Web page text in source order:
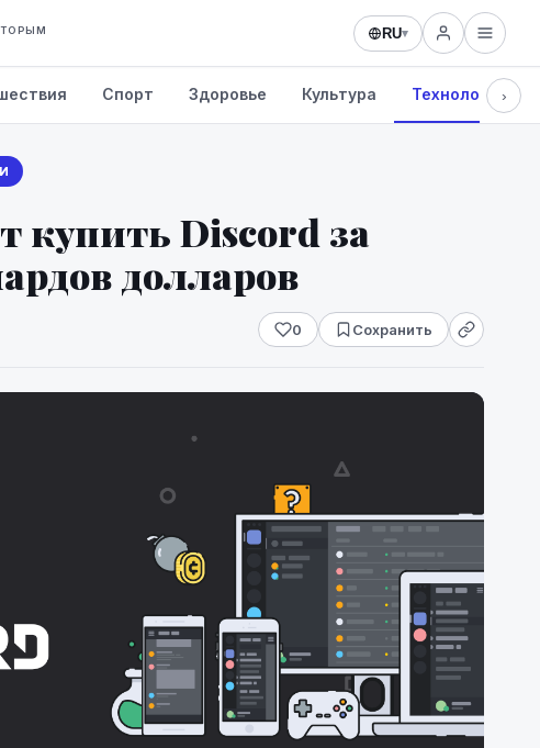
RU▾
Спорт Здоровье Культура Технологии›
купить Discord за
долларов
0 Сохранить